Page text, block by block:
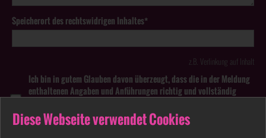
Diese Webseite verwendet Cookies
Speicherort des rechtswidrigen Inhaltes*
z.B. Verlinkung auf Inhalt
Ich bin in gutem Glauben davon überzeugt, dass die in der Meldung
enthaltenen Angaben und Anführungen richtig und vollständig
rechtswidrigen Inhalten können strafbar sein.